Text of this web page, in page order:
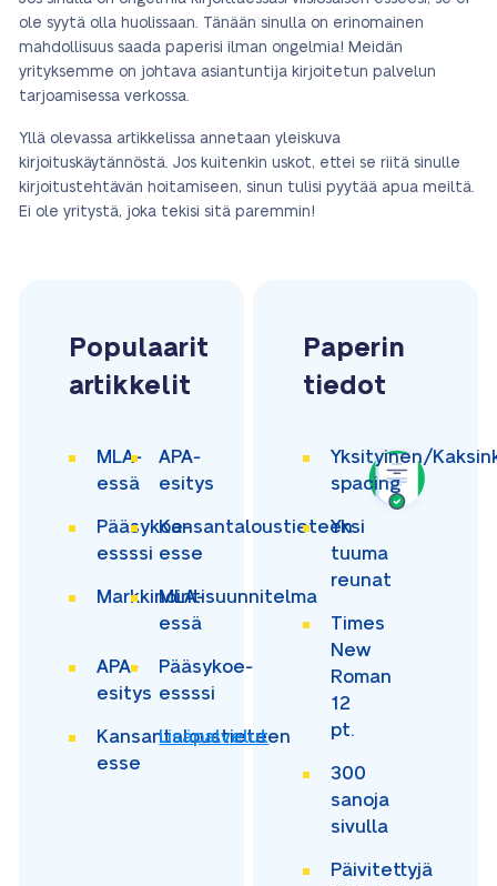
ole syytä olla huolissaan. Tänään sinulla on erinomainen
mahdollisuus saada paperisi ilman ongelmia! Meidän
yrityksemme on johtava asiantuntija kirjoitetun palvelun
tarjoamisessa verkossa.
Yllä olevassa artikkelissa annetaan yleiskuva
kirjoituskäytännöstä. Jos kuitenkin uskot, ettei se riitä sinulle
kirjoitustehtävän hoitamiseen, sinun tulisi pyytää apua meiltä.
Ei ole yritystä, joka tekisi sitä paremmin!
Populaarit
artikkelit
MLA-
essä
APA-
esitys
Pääsykoe-
essssi
Kansantaloustieteen
esse
Markkinointisuunnitelma
MLA-
essä
APA-
esitys
Pääsykoe-
essssi
Kansantaloustieteen
esse
Lisäpalvelut
Paperin
tiedot
Yksityinen/
spacing
Yksi
tuuma
reunat
Times
New
Roman
12
pt.
300
sanoja
sivulla
Päivitettyjä